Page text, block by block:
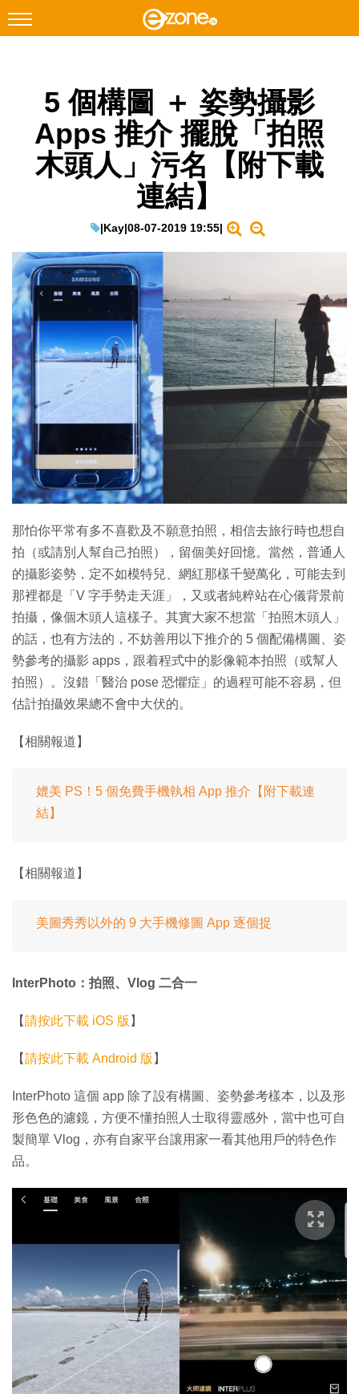
Facebook Instagram
科技焦點
網絡生活
EduTech
IT Times
生成式AI與雲端應用
Enterprise Digital Transformation
特集
5 個構圖 ＋ 姿勢攝影
Apps 推介 擺脫「拍照
木頭人」污名【附下載
連結】
|Kay|08-07-2019 19:55|
那怕你平常有多不喜歡及不願意拍照，相信去旅行時也想自
拍（或請別人幫自己拍照），留個美好回憶。當然，普通人
的攝影姿勢，定不如模特兒、網紅那樣千變萬化，可能去到
那裡都是「V 字手勢走天涯」，又或者純粹站在心儀背景前
拍攝，像個木頭人這樣子。其實大家不想當「拍照木頭人」
的話，也有方法的，不妨善用以下推介的 5 個配備構圖、姿
勢參考的攝影 apps，跟着程式中的影像範本拍照（或幫人
拍照）。沒錯「醫治 pose 恐懼症」的過程可能不容易，但
估計拍攝效果總不會中大伏的。
【相關報道】
媲美 PS！5 個免費手機執相 App 推介【附下載連
結】
【相關報道】
美圖秀秀以外的 9 大手機修圖 App 逐個捉
InterPhoto：拍照、Vlog 二合一
【請按此下載 iOS 版 】
【請按此下載 Android 版 】
InterPhoto 這個 app 除了設有構圖、姿勢參考樣本，以及形
形色色的濾鏡，方便不懂拍照人士取得靈感外，當中也可自
製簡單 Vlog，亦有自家平台讓用家一看其他用戶的特色作
品。